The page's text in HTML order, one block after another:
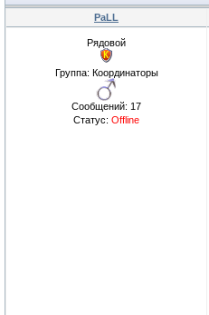
PaLL
Рядовой
Группа: Координаторы
Сообщений: 17
Статус: Offline